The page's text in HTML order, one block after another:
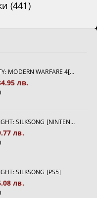
(441)
CALL OF DUTY: MODERN WARFARE 4[PS5]
лв.
HOLLOW KNIGHT: SILKSONG [NINTENDO SWITCH 2]
лв.
SILKSONG [PS5]
лв.